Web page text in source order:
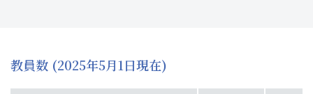
教員数 (2025年5月1日現在)